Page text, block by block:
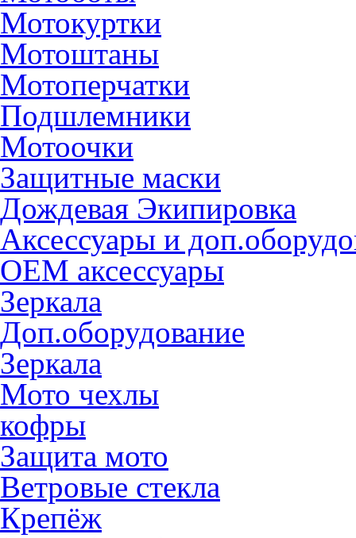
Мотокуртки
Мотоштаны
Мотоперчатки
Подшлемники
Мотоочки
Защитные маски
Дождевая Экипировка
Аксессуары и
OEM аксессуары
Зеркала
Доп.оборудование
Зеркала
Мото чехлы
кофры
Защита мото
Ветровые стекла
Крепёж